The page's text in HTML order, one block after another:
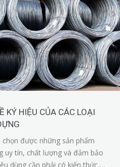
KÝ HIỆU CỦA CÁC LOẠI
được những sản phẩm
uy tín, chất lượng và đảm bảo
dùng cần phải có kiến thức cơ